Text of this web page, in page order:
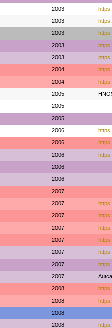
2003
2003
2003
2003
2003
2004
2004
2005
2005
2005
2006
2006
2006
2006
2006
2007
2007
2007
2007
2007
2007
2007
2007
2008
2008
2008
2008